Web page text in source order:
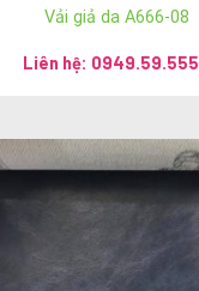
Vải giả da A666-08
Liên hệ: